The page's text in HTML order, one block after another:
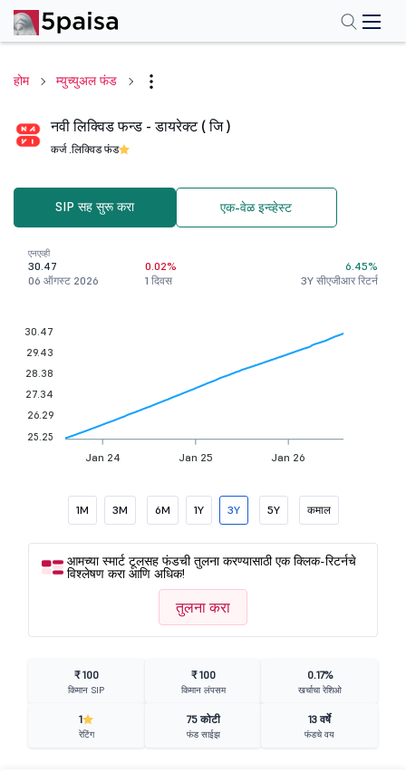
होम म्युच्युअल फंड
नवी लिक्विड फन्ड - डायरेक्ट ( जि )
कर्ज .लिक्विड फंड
SIP सह सुरू करा एक-वेळ इन्व्हेस्ट
एनएव्ही
30.47
06 ऑगस्ट 2026
0.02%
1 दिवस
6.45%
3Y सीएजीआर रिटर्न
Jan 24 Jan 25 Jan 26
30.47
29.43
28.38
27.34
26.29
25.25
1M 3M 6M 1Y 3Y 5Y कमाल
आमच्या स्मार्ट टूलसह फंडची तुलना करण्यासाठी एक क्लिक-रिटर्नचे
विश्लेषण करा आणि अधिक!
तुलना करा
₹ 100
किमान SIP
₹ 100
किमान लंपसम
0.17%
खर्चाचा रेशिओ
1
रेटिंग
75 कोटी
फंड साईझ
13 वर्षे
फंडचे वय